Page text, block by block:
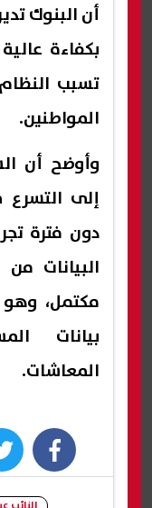
أن البنوك
بكفاءة
تسبب
المواطنين.
وأوضح أن
إلى
دون فترة
البيانات
مكتمل،
بيانات
المعاشات.